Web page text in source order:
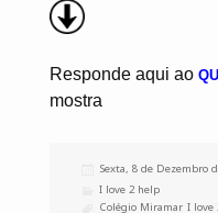
Responde aqui ao
mostra
Publicado
Sexta, 8 de Dezembro
Categorias
I love 2 help
Etiquetas
Colégio Miramar,I love